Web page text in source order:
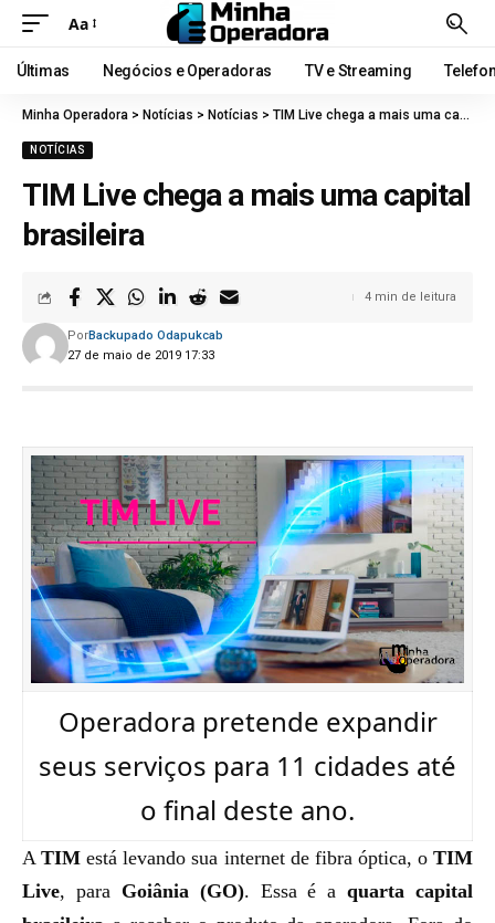
Aa
Últimas Negócios e Operadoras TV e Streaming
Minha Operadora > Notícias > Notícias > TIM Live chega a mais uma capital brasileira
NOTÍCIAS
TIM Live chega a mais uma capital
brasileira
27 de maio de 2019 17:33
PorBackupado Odapukcab
4 min de leitura
Operadora pretende expandir
seus serviços para 11 cidades até
o final deste ano.
ATIMestá levando sua internet de fibra óptica, oTIM
Live, para Goiânia (GO). Essa é aquarta capital